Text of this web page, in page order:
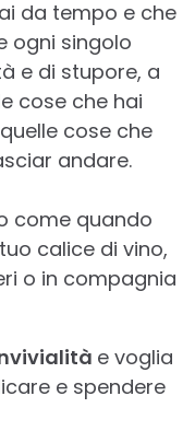
da tempo e che
ogni singolo
e di stupore, a
cose che hai
cose che
andare.
come quando
calice di vino,
o in compagnia
e voglia
e spendere